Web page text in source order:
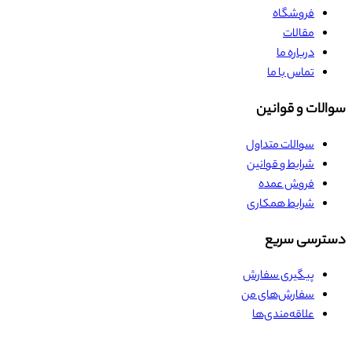
فروشگاه
مقالات
درباره ما
تماس با ما
سوالات و قوانین
سوالات متداول
شرایط و قوانین
فروش عمده
شرایط همکاری
دسترسی سریع
پیگیری سفارش
سفارش‌های من
علاقه‌مندی‌ها